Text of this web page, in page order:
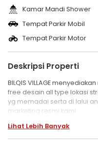
Kamar Mandi Shower
Tempat Parkir Mobil
Tempat Parkir Motor
Deskripsi Properti
BILQIS VILLAGE
free desain all type lokasi
yg memadai serta di lalui
marketing resmi kami
Lihat Lebih Banyak